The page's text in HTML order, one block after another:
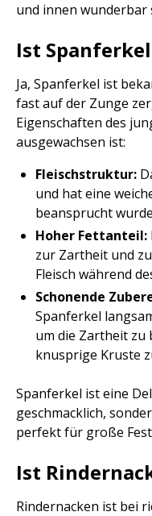
und innen wunderbar
Ist
Ja, Spanferkel ist
fast auf der Zunge
Eigenschaften des
ausgewachsen ist:
Fleischstruktur:
und hat eine
beansprucht
Hoher Fettanteil:
zur Zartheit und
Fleisch während
Schonende
Spanferkel
um die Zartheit zu
knusprige Kruste
Spanferkel ist eine
geschmacklich,
perfekt für große
Ist
Rindernacken ist bei